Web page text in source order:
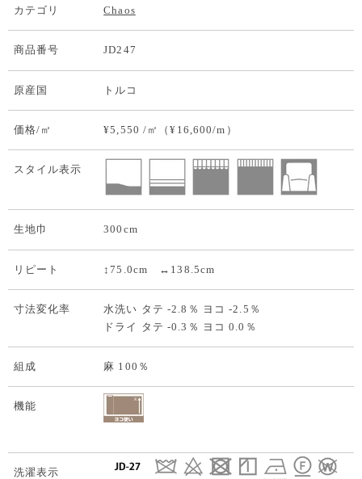
カテゴリ Chaos
商品番号 JD247
原産国 トルコ
価格/㎡ ¥5,550 /㎡（¥16,600/m）
スタイル表示
生地巾 300cm
リピート ↕75.0cm ↔138.5cm
寸法変化率
水洗い タテ -2.8％ ヨコ -2.5％
ドライ タテ -0.3％ ヨコ 0.0％
組成 麻 100％
機能
洗濯表示